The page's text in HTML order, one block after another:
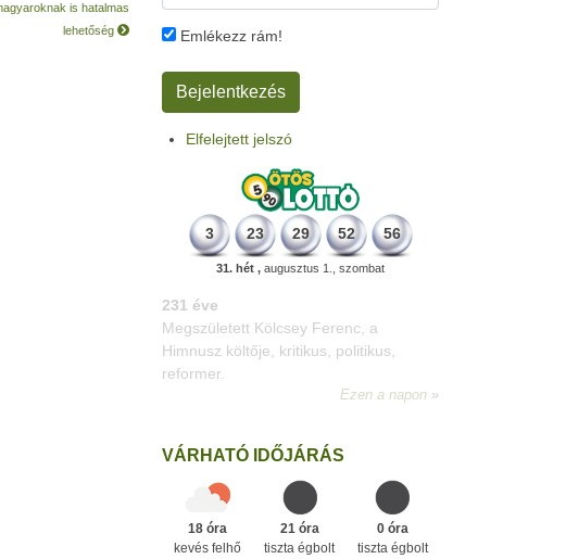
is hatalmas
lehetőség
Emlékezz rám!
Elfelejtett jelszó
3 23 29 52 56
31. hét , augusztus 1., szombat
331 éve
Megszületett Mikes Kelemen
memoáríró, műfordító, a XVIII. századi
magyar prózairodalom legnagyobb
VÁRHATÓ IDŐJÁRÁS
18 óra
kevés felhő
21 óra
tiszta égbolt
0 óra
tiszta égbolt